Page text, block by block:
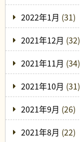
2022年1月 (31)
2021年12月 (32)
2021年11月 (34)
2021年10月 (31)
2021年9月 (26)
2021年8月 (22)